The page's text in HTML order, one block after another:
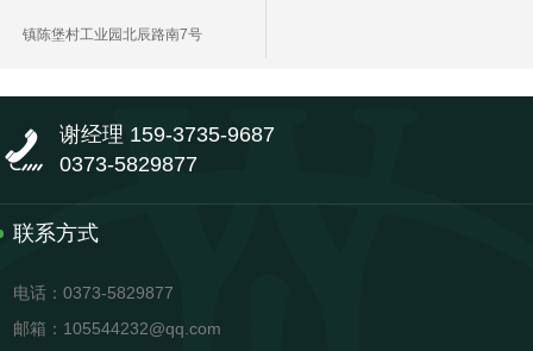
镇陈堡村工业园北辰路南7号
谢经理 159-3735-9687
0373-5829877
联系方式
电话：0373-5829877
邮箱：105544232@qq.com